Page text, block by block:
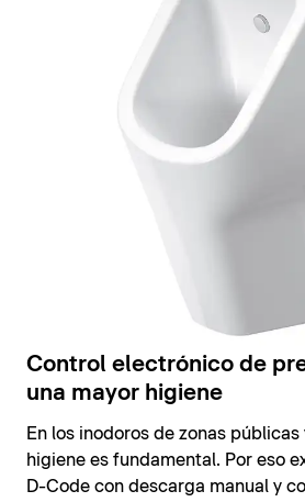
Control electrónico de
una mayor higiene
En los inodoros de zonas
higiene es fundamental. Por eso
D-Code con descarga manual y